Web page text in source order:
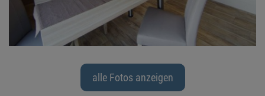
alle Fotos anzeigen